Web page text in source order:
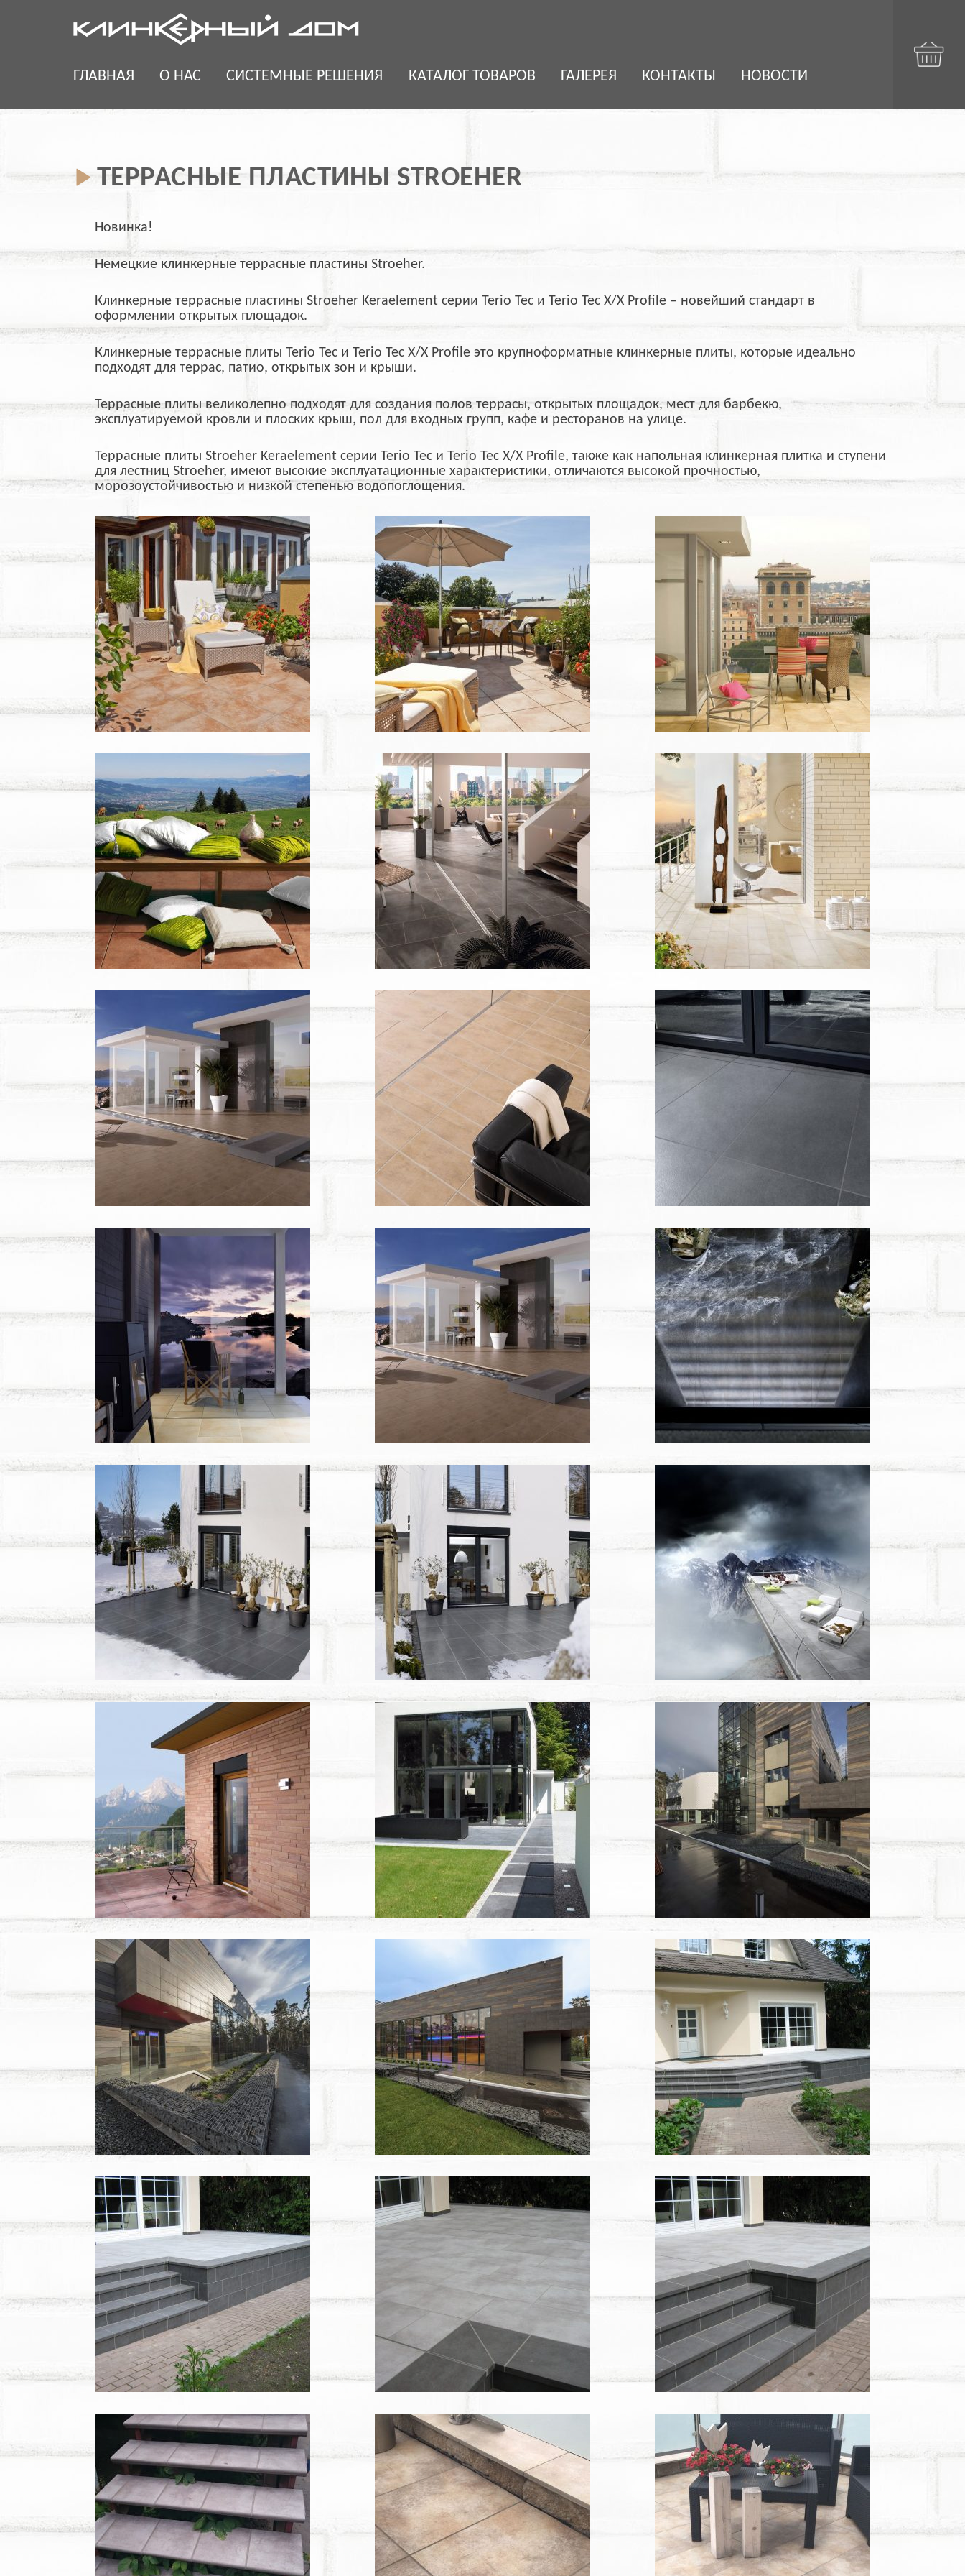
ГЛАВНАЯ О НАС СИСТЕМНЫЕ РЕШЕНИЯ КАТАЛОГ ТОВАРОВ ГАЛЕРЕЯ КОНТАКТЫ НОВОСТИ
ТЕРРАСНЫЕ ПЛАСТИНЫ STROEHER
Новинка!
Немецкие клинкерные террасные пластины Stroeher.
Клинкерные террасные пластины Stroeher Keraelement серии Terio Tec и Terio Tec X/X Profile – новейший стандарт в
оформлении открытых площадок.
Клинкерные террасные плиты Terio Tec и Terio Tec X/X Profile это крупноформатные клинкерные плиты, которые идеально
подходят для террас, патио, открытых зон и крыши.
Террасные плиты великолепно подходят для создания полов террасы, открытых площадок, мест для барбекю,
эксплуатируемой кровли и плоских крыш, пол для входных групп, кафе и ресторанов на улице.
Террасные плиты Stroeher Keraelement серии Terio Tec и Terio Tec X/X Profile, также как напольная клинкерная плитка и ступени
для лестниц Stroeher, имеют высокие эксплуатационные характеристики, отличаются высокой прочностью,
морозоустойчивостью и низкой степенью водопоглощения.